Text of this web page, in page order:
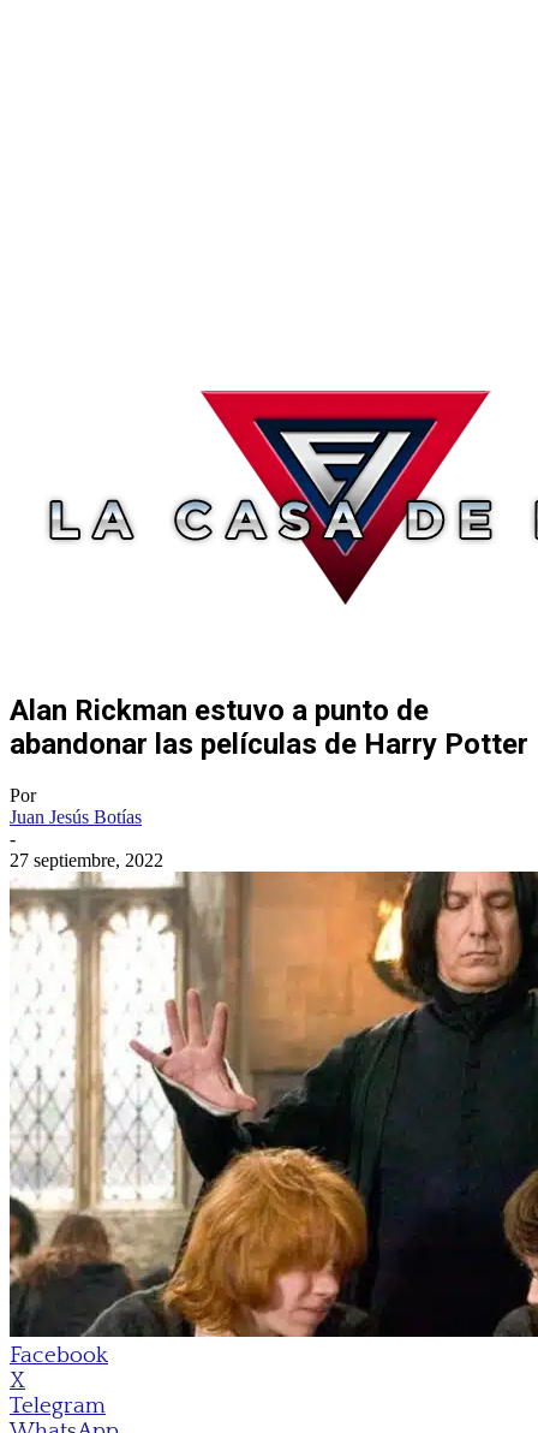
Alan Rickman estuvo a punto de
abandonar las películas de Harry Potter
Por
Juan Jesús Botías
-
27 septiembre, 2022
Facebook
X
Telegram